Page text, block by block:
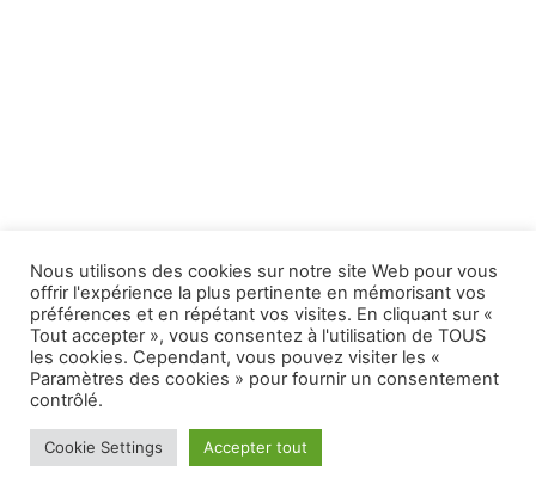
relative aux cookies
| Propulsé par
Nous utilisons des cookies sur notre site Web pour vous
offrir l'expérience la plus pertinente en mémorisant vos
préférences et en répétant vos visites. En cliquant sur «
Tout accepter », vous consentez à l'utilisation de TOUS
les cookies. Cependant, vous pouvez visiter les «
Paramètres des cookies » pour fournir un consentement
contrôlé.
Cookie Settings Accepter tout